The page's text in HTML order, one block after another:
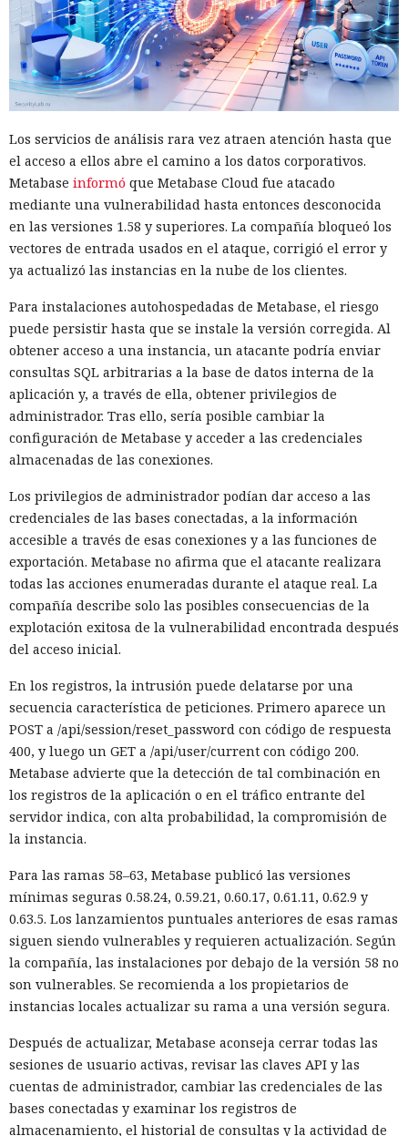
Los servicios de análisis rara vez atraen atención hasta que
el acceso a ellos abre el camino a los datos corporativos.
Metabase informó que Metabase Cloud fue atacado
mediante una vulnerabilidad hasta entonces desconocida
en las versiones 1.58 y superiores. La compañía bloqueó los
vectores de entrada usados en el ataque, corrigió el error y
ya actualizó las instancias en la nube de los clientes.
Para instalaciones autohospedadas de Metabase, el riesgo
puede persistir hasta que se instale la versión corregida. Al
obtener acceso a una instancia, un atacante podría enviar
consultas SQL arbitrarias a la base de datos interna de la
aplicación y, a través de ella, obtener privilegios de
administrador. Tras ello, sería posible cambiar la
configuración de Metabase y acceder a las credenciales
almacenadas de las conexiones.
Los privilegios de administrador podían dar acceso a las
credenciales de las bases conectadas, a la información
accesible a través de esas conexiones y a las funciones de
exportación. Metabase no afirma que el atacante realizara
todas las acciones enumeradas durante el ataque real. La
compañía describe solo las posibles consecuencias de la
explotación exitosa de la vulnerabilidad encontrada después
del acceso inicial.
En los registros, la intrusión puede delatarse por una
secuencia característica de peticiones. Primero aparece un
POST a /api/session/reset_password con código de respuesta
400, y luego un GET a /api/user/current con código 200.
Metabase advierte que la detección de tal combinación en
los registros de la aplicación o en el tráfico entrante del
servidor indica, con alta probabilidad, la compromisión de
la instancia.
Para las ramas 58–63, Metabase publicó las versiones
mínimas seguras 0.58.24, 0.59.21, 0.60.17, 0.61.11, 0.62.9 y
0.63.5. Los lanzamientos puntuales anteriores de esas ramas
siguen siendo vulnerables y requieren actualización. Según
la compañía, las instalaciones por debajo de la versión 58 no
son vulnerables. Se recomienda a los propietarios de
instancias locales actualizar su rama a una versión segura.
Después de actualizar, Metabase aconseja cerrar todas las
sesiones de usuario activas, revisar las claves API y las
cuentas de administrador, cambiar las credenciales de las
bases conectadas y examinar los registros de
almacenamiento, el historial de consultas y la actividad de